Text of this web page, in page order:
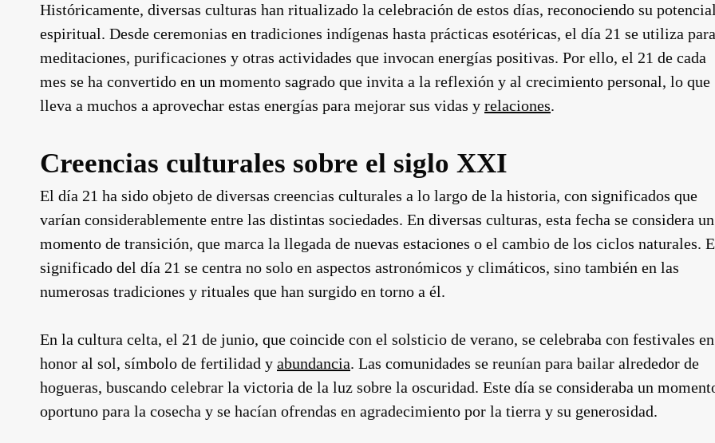
Históricamente, diversas culturas han ritualizado la celebración de estos días, reconociendo su
espiritual. Desde ceremonias en tradiciones indígenas hasta prácticas esotéricas, el día 21 se utiliza para
meditaciones, purificaciones y otras actividades que invocan energías positivas. Por ello, el 21 de cada
mes se ha convertido en un momento sagrado que invita a la reflexión y al crecimiento personal, lo que
lleva a muchos a aprovechar estas energías para mejorar sus vidas y relaciones.
Creencias culturales sobre el siglo XXI
El día 21 ha sido objeto de diversas creencias culturales a lo largo de la historia, con significados que
varían considerablemente entre las distintas sociedades. En diversas culturas, esta fecha se considera un
momento de transición, que marca la llegada de nuevas estaciones o el cambio de los ciclos naturales.
significado del día 21 se centra no solo en aspectos astronómicos y climáticos, sino también en las
numerosas tradiciones y rituales que han surgido en torno a él.
En la cultura celta, el 21 de junio, que coincide con el solsticio de verano, se celebraba con festivales en
honor al sol, símbolo de fertilidad y abundancia. Las comunidades se reunían para bailar alrededor de
hogueras, buscando celebrar la victoria de la luz sobre la oscuridad. Este día se consideraba un
oportuno para la cosecha y se hacían ofrendas en agradecimiento por la tierra y su generosidad.